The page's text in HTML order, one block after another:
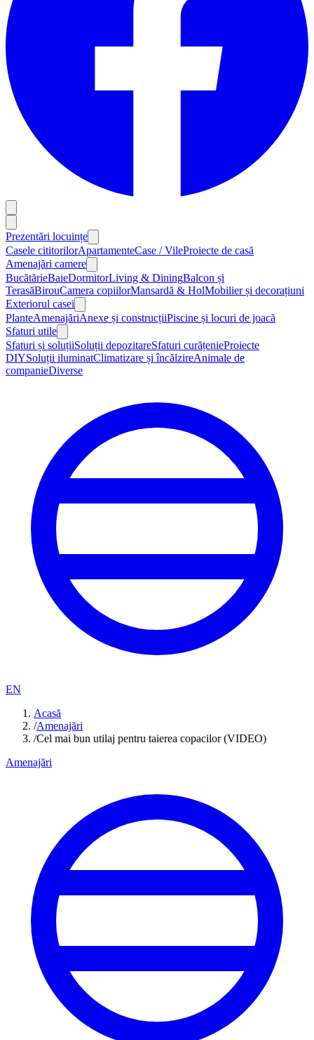
Prezentări locuințe
Casele cititorilorApartamenteCase / VileProiecte de casă
Amenajări camere
BucătărieBaieDormitorLiving & DiningBalcon și
TerasăBirouCamera copiilorMansardă & HolMobilier și decorațiuni
Exteriorul casei
PlanteAmenajăriAnexe și construcțiiPiscine și locuri de joacă
Sfaturi utile
Sfaturi și soluțiiSoluții depozitareSfaturi curățenieProiecte
DIYSoluții iluminatClimatizare și încălzireAnimale de
companieDiverse
EN
Acasă
/Amenajări
/Cel mai bun utilaj pentru taierea copacilor (VIDEO)
Amenajări